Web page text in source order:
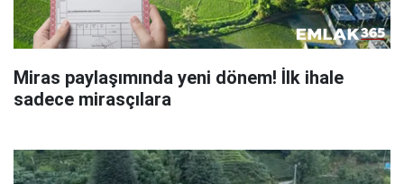
Miras paylaşımında yeni dönem! İlk ihale
sadece mirasçılara